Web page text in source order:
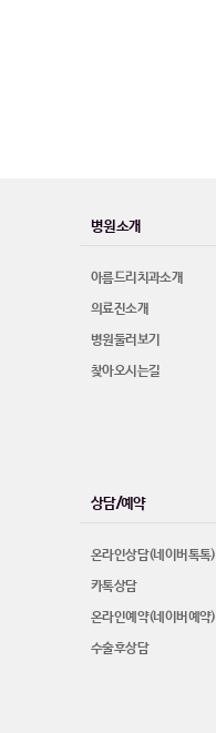
병원소개
아름드리치과소개
의료진소개
병원둘러보기
찾아오시는길
상담/예약
온라인상담(네이버톡톡)
카톡상담
온라인예약(네이버예약)
수술후상담